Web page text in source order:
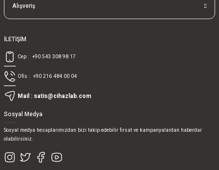
Alışveriş
İLETİŞİM
Cep : +90 543 308 98 17
Ofis : +90 216 484 00 04
Mail : satis@cihazlab.com
Sosyal Medya
Sosyal medya hesaplarımızdan bizi takip edebilir fırsat ve kampanyalardan haberdar
olabilirsiniz.